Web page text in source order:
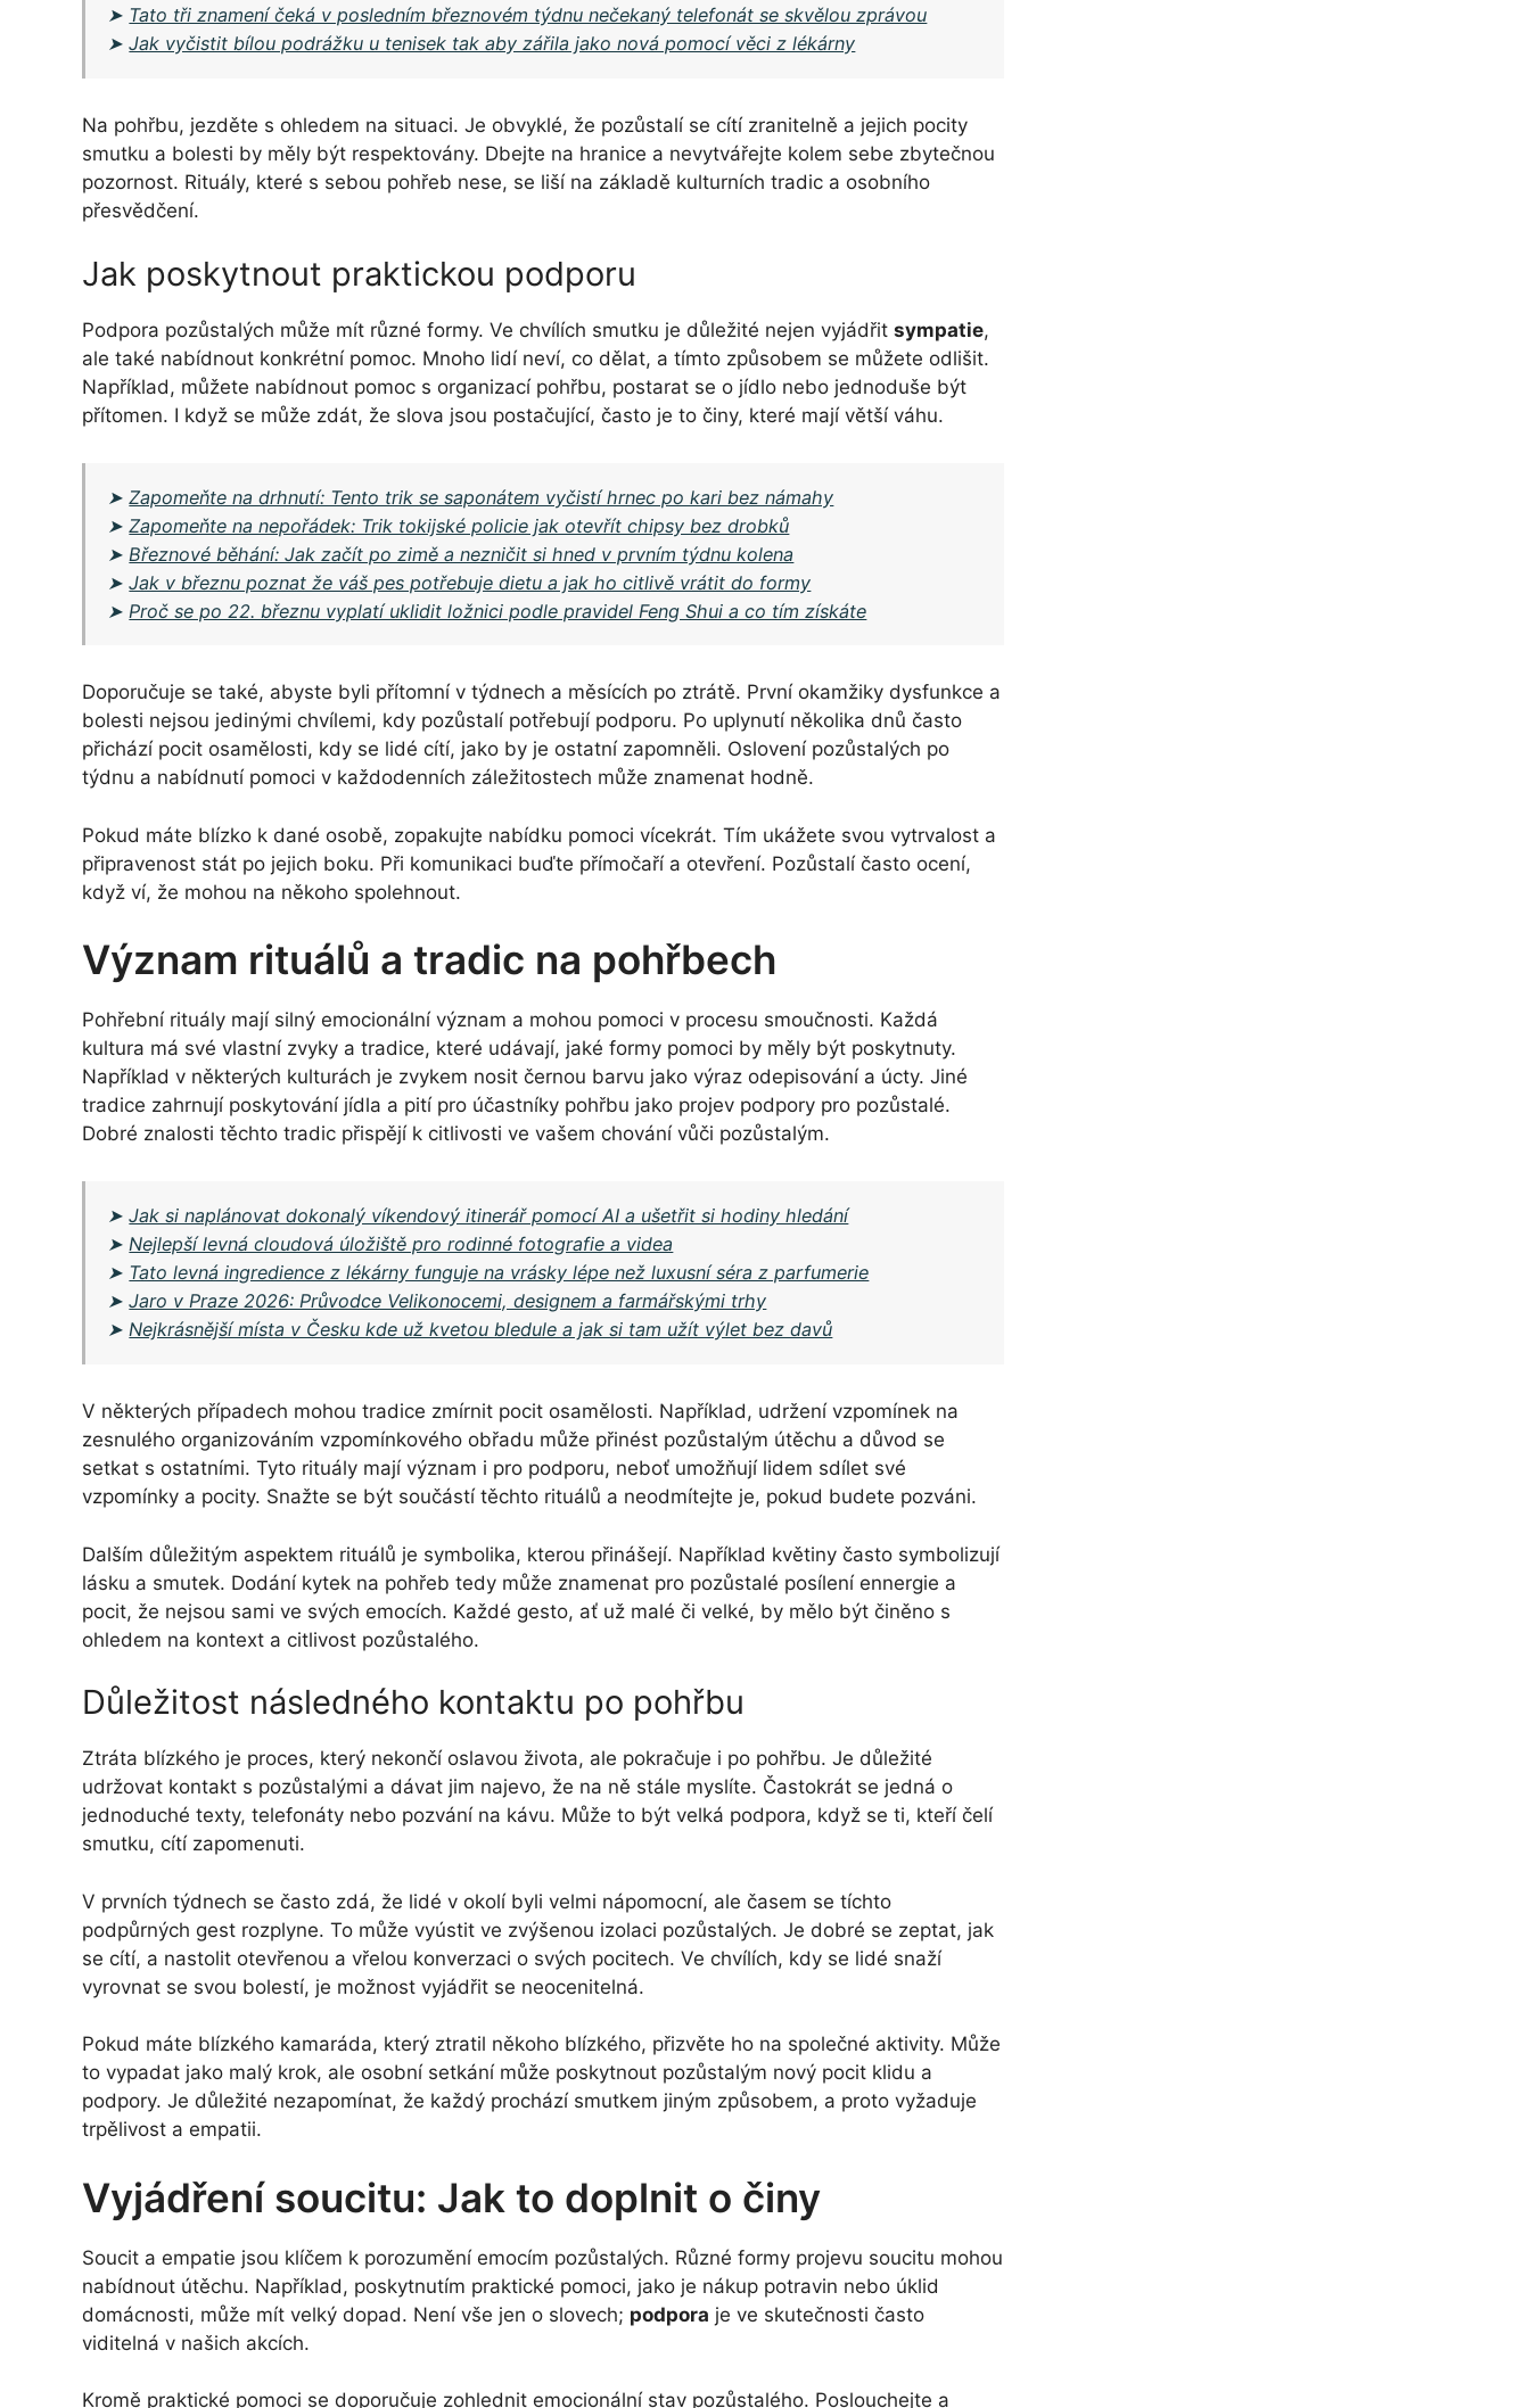
➤ Tato tři znamení čeká v posledním březnovém týdnu nečekaný telefonát se skvělou zprávou
➤Jak vyčistit bílou podrážku u tenisek tak aby zářila jako nová pomocí věci z lékárny
Na pohřbu, jezděte s ohledem na situaci. Je obvyklé, že pozůstalí se cítí zranitelně a jejich pocity
smutku a bolesti by měly být respektovány. Dbejte na hranice a nevytvářejte kolem sebe zbytečnou
pozornost. Rituály, které s sebou pohřeb nese, se liší na základě kulturních tradic a osobního
přesvědčení.
Jak poskytnout praktickou podporu
Podpora pozůstalých může mít různé formy. Ve chvílích smutku je důležité nejen vyjádřit sympatie,
ale také nabídnout konkrétní pomoc. Mnoho lidí neví, co dělat, a tímto způsobem se můžete odlišit.
Například, můžete nabídnout pomoc s organizací pohřbu, postarat se o jídlo nebo jednoduše být
přítomen. I když se může zdát, že slova jsou postačující, často je to činy, které mají větší váhu.
➤Zapomeňte na drhnutí: Tento trik se saponátem vyčistí hrnec po kari bez námahy
➤Zapomeňte na nepořádek: Trik tokijské policie jak otevřít chipsy bez drobků
➤ Březnové běhání: Jak začít po zimě a nezničit si hned v prvním týdnu kolena
➤Jak v březnu poznat že váš pes potřebuje dietu a jak ho citlivě vrátit do formy
➤ Proč se po 22. březnu vyplatí uklidit ložnici podle pravidel Feng Shui a co tím získáte
Doporučuje se také, abyste byli přítomní v týdnech a měsících po ztrátě. První okamžiky dysfunkce a
bolesti nejsou jedinými chvílemi, kdy pozůstalí potřebují podporu. Po uplynutí několika dnů často
přichází pocit osamělosti, kdy se lidé cítí, jako by je ostatní zapomněli. Oslovení pozůstalých po
týdnu a nabídnutí pomoci v každodenních záležitostech může znamenat hodně.
Pokud máte blízko k dané osobě, zopakujte nabídku pomoci vícekrát. Tím ukážete svou vytrvalost a
připravenost stát po jejich boku. Při komunikaci buďte přímočaří a otevření. Pozůstalí často ocení,
když ví, že mohou na někoho spolehnout.
Význam rituálů a tradic na pohřbech
Pohřební rituály mají silný emocionální význam a mohou pomoci v procesu smoučnosti. Každá
kultura má své vlastní zvyky a tradice, které udávají, jaké formy pomoci by měly být poskytnuty.
Například v některých kulturách je zvykem nosit černou barvu jako výraz odepisování a úcty. Jiné
tradice zahrnují poskytování jídla a pití pro účastníky pohřbu jako projev podpory pro pozůstalé.
Dobré znalosti těchto tradic přispějí k citlivosti ve vašem chování vůči pozůstalým.
➤Jak si naplánovat dokonalý víkendový itinerář pomocí AI a ušetřit si hodiny hledání
➤Nejlepší levná cloudová úložiště pro rodinné fotografie a videa
➤ Tato levná ingredience z lékárny funguje na vrásky lépe než luxusní séra z parfumerie
➤Jaro v Praze 2026: Průvodce Velikonocemi, designem a farmářskými trhy
➤Nejkrásnější místa v Česku kde už kvetou bledule a jak si tam užít výlet bez davů
V některých případech mohou tradice zmírnit pocit osamělosti. Například, udržení vzpomínek na
zesnulého organizováním vzpomínkového obřadu může přinést pozůstalým útěchu a důvod se
setkat s ostatními. Tyto rituály mají význam i pro podporu, neboť umožňují lidem sdílet své
vzpomínky a pocity. Snažte se být součástí těchto rituálů a neodmítejte je, pokud budete pozváni.
Dalším důležitým aspektem rituálů je symbolika, kterou přinášejí. Například květiny často symbolizují
lásku a smutek. Dodání kytek na pohřeb tedy může znamenat pro pozůstalé posílení ennergie a
pocit, že nejsou sami ve svých emocích. Každé gesto, ať už malé či velké, by mělo být činěno s
ohledem na kontext a citlivost pozůstalého.
Důležitost následného kontaktu po pohřbu
Ztráta blízkého je proces, který nekončí oslavou života, ale pokračuje i po pohřbu. Je důležité
udržovat kontakt s pozůstalými a dávat jim najevo, že na ně stále myslíte. Častokrát se jedná o
jednoduché texty, telefonáty nebo pozvání na kávu. Může to být velká podpora, když se ti, kteří čelí
smutku, cítí zapomenuti.
V prvních týdnech se často zdá, že lidé v okolí byli velmi nápomocní, ale časem se tíchto
podpůrných gest rozplyne. To může vyústit ve zvýšenou izolaci pozůstalých. Je dobré se zeptat, jak
se cítí, a nastolit otevřenou a vřelou konverzaci o svých pocitech. Ve chvílích, kdy se lidé snaží
vyrovnat se svou bolestí, je možnost vyjádřit se neocenitelná.
Pokud máte blízkého kamaráda, který ztratil někoho blízkého, přizvěte ho na společné aktivity. Může
to vypadat jako malý krok, ale osobní setkání může poskytnout pozůstalým nový pocit klidu a
podpory. Je důležité nezapomínat, že každý prochází smutkem jiným způsobem, a proto vyžaduje
trpělivost a empatii.
Vyjádření soucitu: Jak to doplnit o činy
Soucit a empatie jsou klíčem k porozumění emocím pozůstalých. Různé formy projevu soucitu mohou
nabídnout útěchu. Například, poskytnutím praktické pomoci, jako je nákup potravin nebo úklid
domácnosti, může mít velký dopad. Není vše jen o slovech; podpora je ve skutečnosti často
viditelná v našich akcích.
Kromě praktické pomoci se doporučuje zohlednit emocionální stav pozůstalého. Poslouchejte a